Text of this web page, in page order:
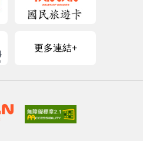
更多連結+